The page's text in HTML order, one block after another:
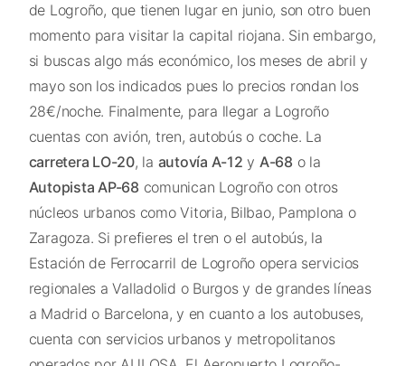
de Logroño, que tienen lugar en junio, son otro buen
momento para visitar la capital riojana. Sin embargo,
si buscas algo más económico, los meses de abril y
mayo son los indicados pues lo precios rondan los
28€/noche. Finalmente, para llegar a Logroño
cuentas con avión, tren, autobús o coche. La
carretera LO-20, la autovía A-12 y A-68 o la
Autopista AP-68 comunican Logroño con otros
núcleos urbanos como Vitoria, Bilbao, Pamplona o
Zaragoza. Si prefieres el tren o el autobús, la
Estación de Ferrocarril de Logroño opera servicios
regionales a Valladolid o Burgos y de grandes líneas
a Madrid o Barcelona, y en cuanto a los autobuses,
cuenta con servicios urbanos y metropolitanos